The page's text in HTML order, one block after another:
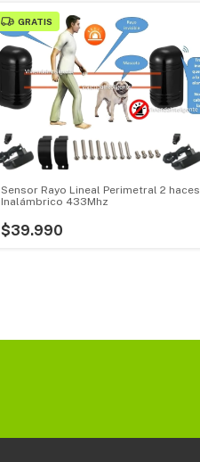
GRATIS
Sensor Rayo Lineal Perimetral 2 haces
Inalámbrico 433Mhz
$39.990